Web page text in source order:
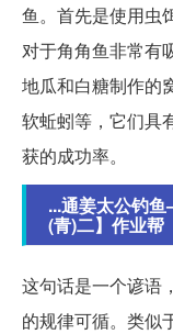
鱼。首先是使用虫
对于角角鱼非常有
地瓜和白糖制作的
软蚯蚓等，它们具
获的成功率。
...通姜太公钓
(青)二】作业帮
这句话是一个谚语
的规律可循。类似